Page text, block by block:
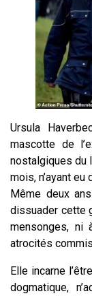
Ursula
mascotte de
nostalgiques du
mois, n’ayant
Même deux
dissuader cette
mensonges, ni
atrocités
Elle incarne
dogmatique,